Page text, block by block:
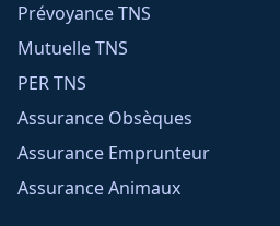
Prévoyance TNS
Mutuelle TNS
PER TNS
Assurance Obsèques
Assurance Emprunteur
Assurance Animaux